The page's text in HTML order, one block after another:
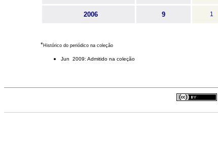
2006 9 1
*Histórico do periódico na coleção
Jun 2009: Admitido na coleção